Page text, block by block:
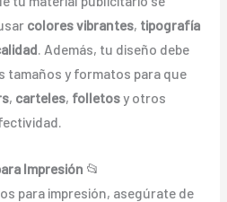
colores vibrantes, tipografía
. Además, tu diseño debe
tamaños y formatos para que
, carteles, folletosy otros
Impresión 📂
para impresión, asegúrate de